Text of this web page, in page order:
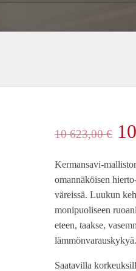
10 623,00€
10
Kermansavi-
omannäköisen
väreissä. Luukun
monipuoliseen
eteen, taakse,
lämmönvarauskykyä.
Saatavilla